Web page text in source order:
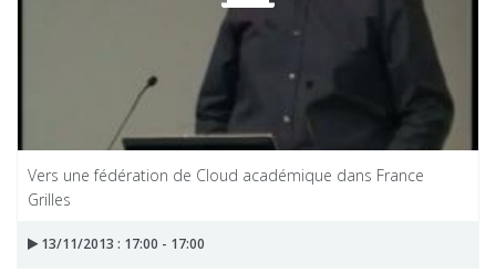
Vers une fédération de Cloud académique dans France
Grilles
13/11/2013 : 17:00 - 17:00